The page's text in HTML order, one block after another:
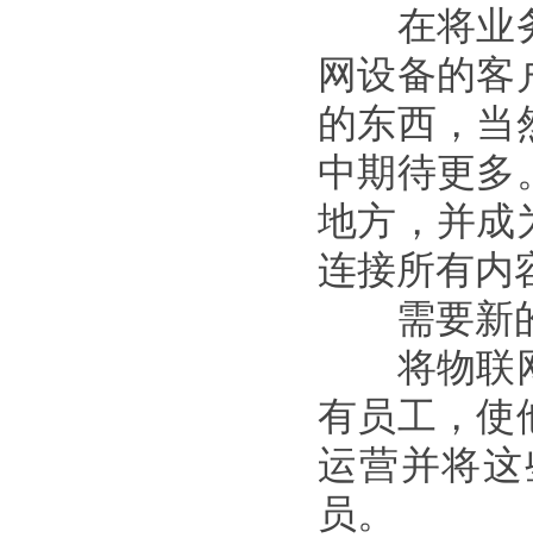
在将业务
网设备的
的东西，当
中期待更多
地方，并成
连接所有内
需要新
将物联网
有员工，使
运营并将
员。